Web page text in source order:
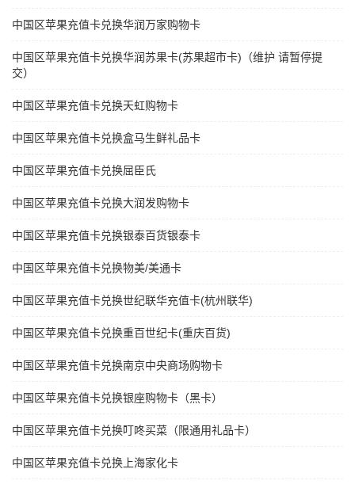
中国区苹果充值卡兑换华润万家购物卡
中国区苹果充值卡兑换华润苏果卡(苏果超市卡)（维护 请暂停提
交）
中国区苹果充值卡兑换天虹购物卡
中国区苹果充值卡兑换盒马生鲜礼品卡
中国区苹果充值卡兑换屈臣氏
中国区苹果充值卡兑换大润发购物卡
中国区苹果充值卡兑换银泰百货银泰卡
中国区苹果充值卡兑换物美/美通卡
中国区苹果充值卡兑换世纪联华充值卡(杭州联华)
中国区苹果充值卡兑换重百世纪卡(重庆百货)
中国区苹果充值卡兑换南京中央商场购物卡
中国区苹果充值卡兑换银座购物卡（黑卡）
中国区苹果充值卡兑换叮咚买菜（限通用礼品卡）
中国区苹果充值卡兑换上海家化卡